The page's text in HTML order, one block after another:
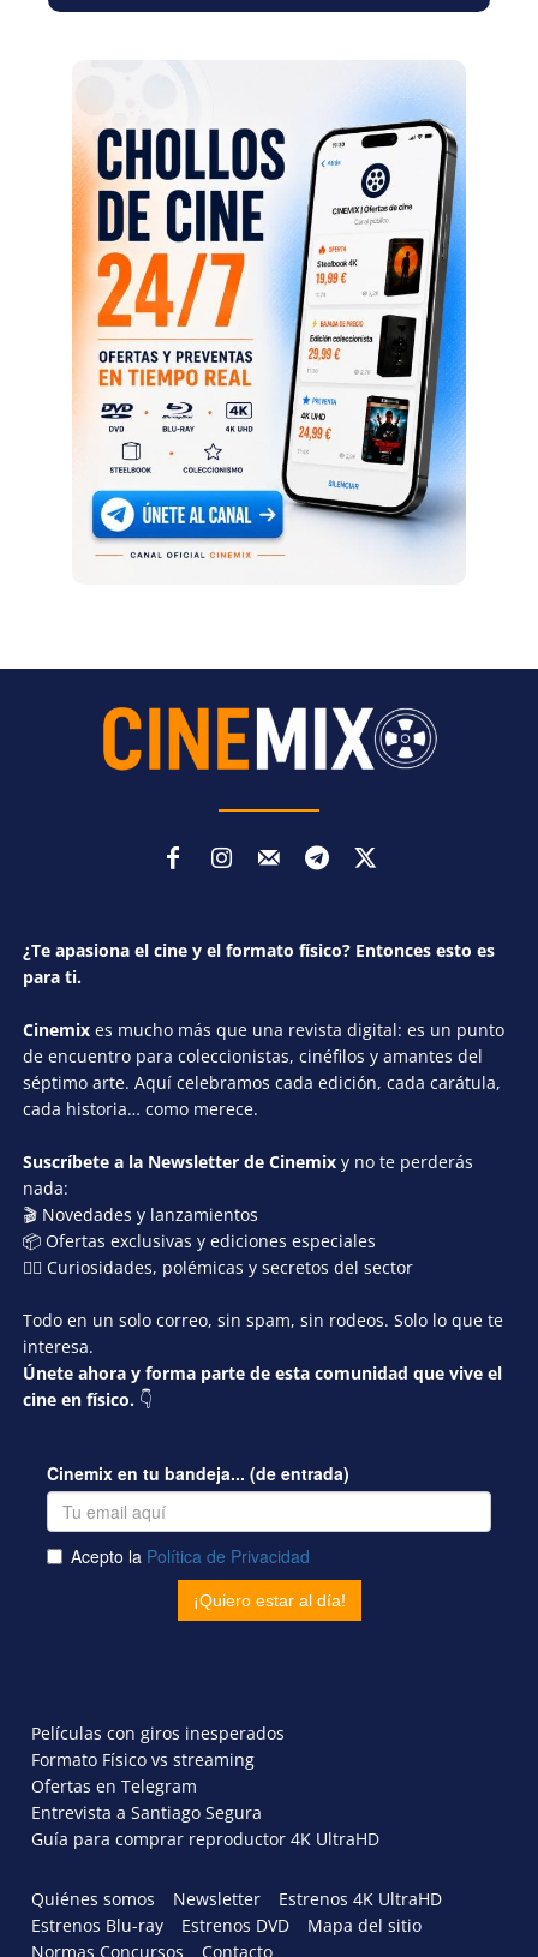
¿Te apasiona el cine y el formato físico? Entonces esto es
para ti.
Cinemix es mucho más que una revista digital: es un punto
de encuentro para coleccionistas, cinéfilos y amantes del
séptimo arte. Aquí celebramos cada edición, cada carátula,
cada historia… como merece.
Suscríbete a la Newsletter de Cinemix y no te perderás
nada:
🎬 Novedades y lanzamientos
📦 Ofertas exclusivas y ediciones especiales
🕵️‍♂️ Curiosidades, polémicas y secretos del sector
Todo en un solo correo, sin spam, sin rodeos. Solo lo que te
interesa.
Únete ahora y forma parte de esta comunidad que vive el
cine en físico. 👇
Películas con giros inesperados
Formato Físico vs streaming
Ofertas en Telegram
Entrevista a Santiago Segura
Guía para comprar reproductor 4K UltraHD
Quiénes somos Newsletter
Estrenos 4K UltraHD
Estrenos Blu-ray
Estrenos DVD
Mapa del sitio
Normas Concursos
Contacto